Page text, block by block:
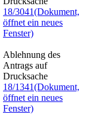
18/3041(Dokument,
öffnet ein neues
Fenster)
Ablehnung des
Antrags auf
Drucksache
18/1341(Dokument,
öffnet ein neues
Fenster)